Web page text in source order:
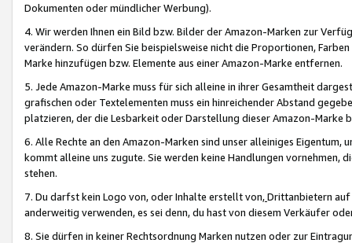
Dokumenten oder mündlicher Werbung).
4. Wir werden Ihnen ein Bild bzw. Bilder der Amazon-Marken zur
verändern. So dürfen Sie beispielsweise nicht die Proportionen,
Marke hinzufügen bzw. Elemente aus einer Amazon-Marke entfernen.
5. Jede Amazon-Marke muss für sich alleine in ihrer Gesamtheit
grafischen oder Textelementen muss ein hinreichender Abstand
platzieren, der die Lesbarkeit oder Darstellung dieser Amazon-Marke
6. Alle Rechte an den Amazon-Marken sind unser alleiniges
kommt alleine uns zugute. Sie werden keine Handlungen vornehmen,
stehen.
7. Du darfst kein Logo von, oder Inhalte erstellt von,Drittanbietern auf
anderweitig verwenden, es sei denn, du hast von diesem Verkäufer
8. Sie dürfen in keiner Rechtsordnung Marken nutzen oder zur